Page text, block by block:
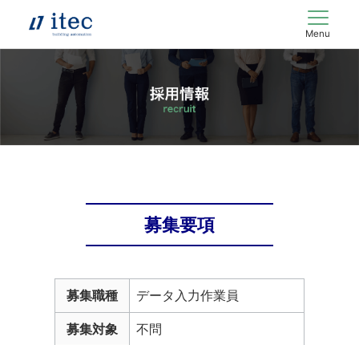
Menu
募集要項
募集職種 データ入力作業員
募集対象 不問